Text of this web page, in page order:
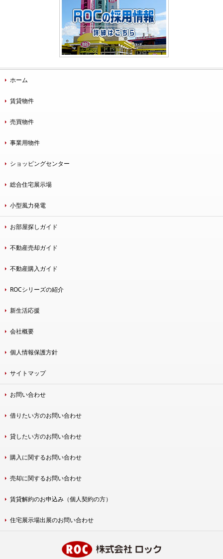
ホーム
賃貸物件
売買物件
事業用物件
ショッピングセンター
総合住宅展示場
小型風力発電
お部屋探しガイド
不動産売却ガイド
不動産購入ガイド
ROCシリーズの紹介
新生活応援
会社概要
個人情報保護方針
サイトマップ
お問い合わせ
借りたい方のお問い合わせ
貸したい方のお問い合わせ
購入に関するお問い合わせ
売却に関するお問い合わせ
賃貸解約のお申込み（個人契約の方）
住宅展示場出展のお問い合わせ